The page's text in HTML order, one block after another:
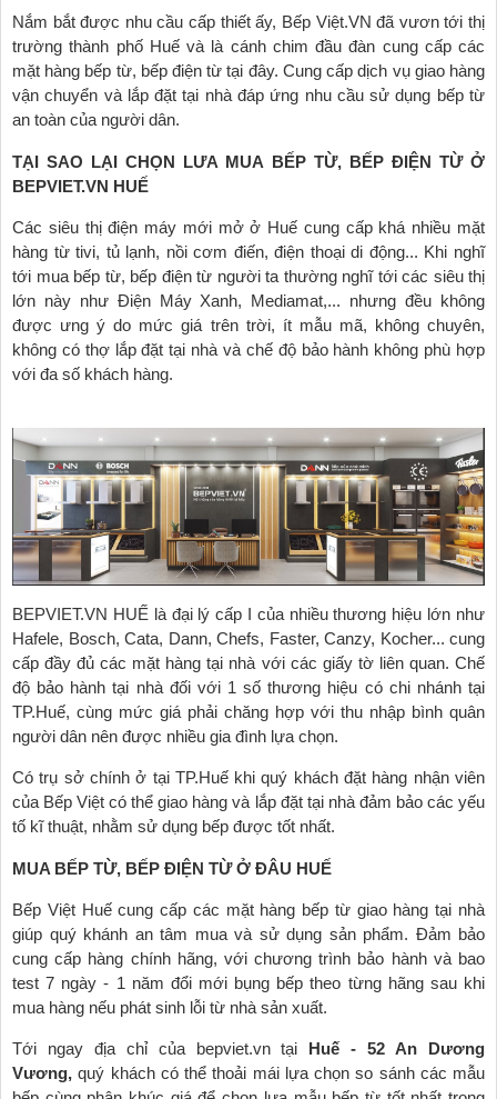
Nắm bắt được nhu cầu cấp thiết ấy, Bếp Việt.VN đã vươn tới thị
trường thành phố Huế và là cánh chim đầu đàn cung cấp các
mặt hàng bếp từ, bếp điện từ tại đây. Cung cấp dịch vụ giao hàng
vận chuyển và lắp đặt tại nhà đáp ứng nhu cầu sử dụng bếp từ
an toàn của người dân.
TẠI SAO LẠI CHỌN LƯA MUA BẾP TỪ, BẾP ĐIỆN TỪ Ở
BEPVIET.VN HUẾ
Các siêu thị điện máy mới mở ở Huế cung cấp khá nhiều mặt
hàng từ tivi, tủ lạnh, nồi cơm điến, điện thoại di động... Khi nghĩ
tới mua bếp từ, bếp điện từ người ta thường nghĩ tới các siêu thị
lớn này như Điện Máy Xanh, Mediamat,... nhưng đều không
được ưng ý do mức giá trên trời, ít mẫu mã, không chuyên,
không có thợ lắp đặt tại nhà và chế độ bảo hành không phù hợp
với đa số khách hàng.
BEPVIET.VN HUẾ là đại lý cấp I của nhiều thương hiệu lớn như
Hafele, Bosch, Cata, Dann, Chefs, Faster, Canzy, Kocher... cung
cấp đầy đủ các mặt hàng tại nhà với các giấy tờ liên quan. Chế
độ bảo hành tại nhà đối với 1 số thương hiệu có chi nhánh tại
TP.Huế, cùng mức giá phải chăng hợp với thu nhập bình quân
người dân nên được nhiều gia đình lựa chọn.
Có trụ sở chính ở tại TP.Huế khi quý khách đặt hàng nhận viên
của Bếp Việt có thể giao hàng và lắp đặt tại nhà đảm bảo các yếu
tố kĩ thuật, nhằm sử dụng bếp được tốt nhất.
MUA BẾP TỪ, BẾP ĐIỆN TỪ Ở ĐÂU HUẾ
Bếp Việt Huế cung cấp các mặt hàng bếp từ giao hàng tại nhà
giúp quý khánh an tâm mua và sử dụng sản phẩm. Đảm bảo
cung cấp hàng chính hãng, với chương trình bảo hành và bao
test 7 ngày - 1 năm đổi mới bụng bếp theo từng hãng sau khi
mua hàng nếu phát sinh lỗi từ nhà sản xuất.
Tới ngay địa chỉ của bepviet.vn tại Huế - 52 An Dương
Vương,quý khách có thể thoải mái lựa chọn so sánh các mẫu